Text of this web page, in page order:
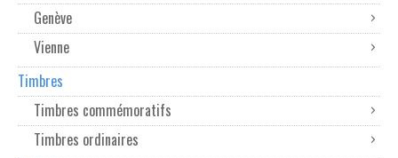
Genève
Vienne
Timbres
Timbres commémoratifs
Timbres ordinaires